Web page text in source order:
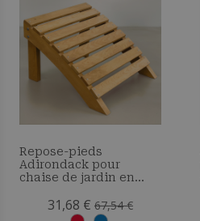
Repose-pieds
Adirondack pour
chaise de jardin en
31,68 € 67,54 €